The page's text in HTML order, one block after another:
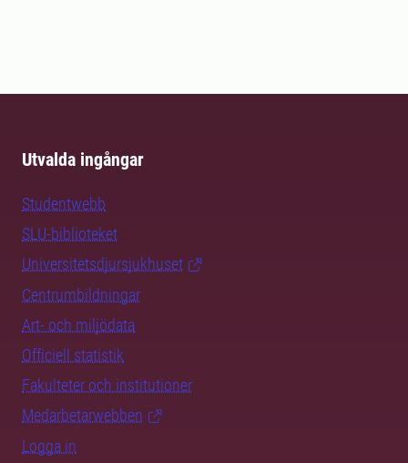
Utvalda ingångar
Studentwebb
SLU-biblioteket
Universitetsdjursjukhuset
Centrumbildningar
Art- och miljödata
Officiell statistik
Fakulteter och institutioner
Medarbetarwebben
Logga in